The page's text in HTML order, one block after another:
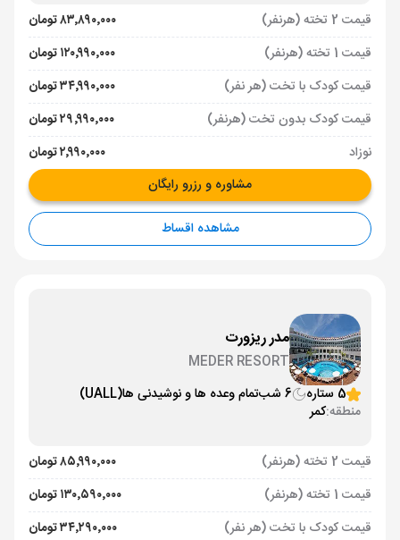
قیمت 2 تخته (هرنفر)
۸۳٬۸۹۰٬۰۰۰ تومان
قیمت 1 تخته (هرنفر)
۱۲۰٬۹۹۰٬۰۰۰ تومان
قیمت کودک با تخت (هر نفر)
۳۴٬۹۹۰٬۰۰۰ تومان
قیمت کودک بدون تخت (هرنفر)
۲۹٬۹۹۰٬۰۰۰ تومان
نوزاد
۲٬۹۹۰٬۰۰۰ تومان
مشاوره و رزرو رایگان
مشاهده اقساط
مدر ریزورت
MEDER RESORT
5 ستاره
6 شب تمام وعده ها و نوشیدنی ها(UALL)
منطقه:کمر
قیمت 2 تخته (هرنفر)
۸۵٬۹۹۰٬۰۰۰ تومان
قیمت 1 تخته (هرنفر)
۱۳۰٬۵۹۰٬۰۰۰ تومان
قیمت کودک با تخت (هر نفر)
۳۴٬۲۹۰٬۰۰۰ تومان